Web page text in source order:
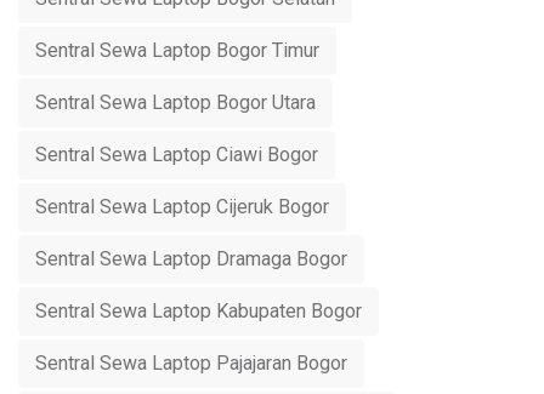
Sentral Sewa Laptop Bogor Timur
Sentral Sewa Laptop Bogor Utara
Sentral Sewa Laptop Ciawi Bogor
Sentral Sewa Laptop Cijeruk Bogor
Sentral Sewa Laptop Dramaga Bogor
Sentral Sewa Laptop Kabupaten Bogor
Sentral Sewa Laptop Pajajaran Bogor